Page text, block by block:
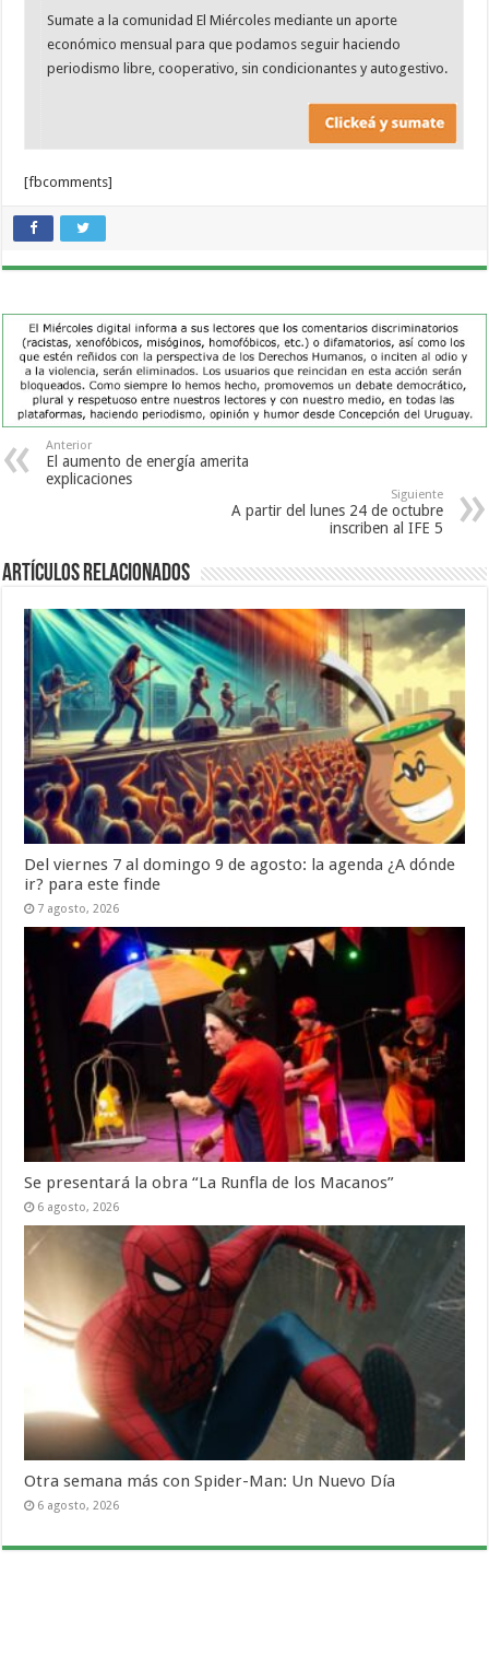
Sumate a la comunidad El Miércoles mediante un aporte
económico mensual para que podamos seguir haciendo
periodismo libre, cooperativo, sin condicionantes y autogestivo.
[fbcomments]
Anterior
El aumento de energía amerita
explicaciones
Siguiente
A partir del lunes 24 de octubre
inscriben al IFE 5
Artículos Relacionados
Del viernes 7 al domingo 9 de agosto: la agenda ¿A dónde
ir? para este finde
7 agosto, 2026
Se presentará la obra “La Runfla de los Macanos”
6 agosto, 2026
Otra semana más con Spider-Man: Un Nuevo Día
6 agosto, 2026